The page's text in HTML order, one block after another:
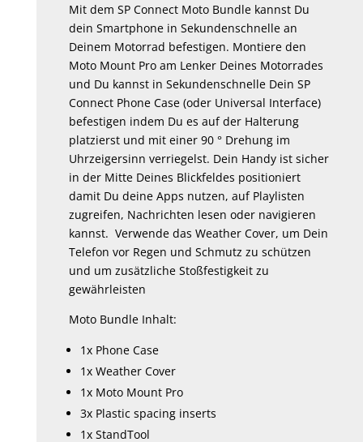
Mit dem SP Connect Moto Bundle kannst Du
dein Smartphone in Sekundenschnelle an
Deinem Motorrad befestigen. Montiere den
Moto Mount Pro am Lenker Deines Motorrades
und Du kannst in Sekundenschnelle Dein SP
Connect Phone Case (oder Universal Interface)
befestigen indem Du es auf der Halterung
platzierst und mit einer 90 ° Drehung im
Uhrzeigersinn verriegelst. Dein Handy ist sicher
in der Mitte Deines Blickfeldes positioniert
damit Du deine Apps nutzen, auf Playlisten
zugreifen, Nachrichten lesen oder navigieren
kannst. Verwende das Weather Cover, um Dein
Telefon vor Regen und Schmutz zu schützen
und um zusätzliche Stoßfestigkeit zu
gewährleisten
Moto Bundle Inhalt:
1x Phone Case
1x Weather Cover
1x Moto Mount Pro
3x Plastic spacing inserts
1x StandTool